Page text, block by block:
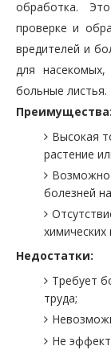
обработка.
проверке и
вредителей и
для
больные листья.
Преимущества:
Высокая
растение
болезней
химических
Недостатки:
Требует
труда;
Не